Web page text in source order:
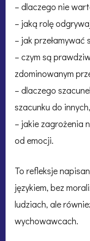
– dlaczego nie
– jaką rolę
– jak
– czym są
zdominowanym
– dlaczego
szacunku do innych,
– jakie zagrożenia
od emocji.
To refleksje
językiem, bez
ludziach, ale
wychowawcach.